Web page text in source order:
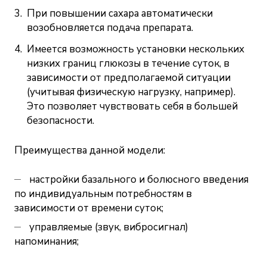
При повышении сахара автоматически
возобновляется подача препарата.
Имеется возможность установки нескольких
низких границ глюкозы в течение суток, в
зависимости от предполагаемой ситуации
(учитывая физическую нагрузку, например).
Это позволяет чувствовать себя в большей
безопасности.
Преимущества данной модели:
настройки базального и болюсного введения
по индивидуальным потребностям в
зависимости от времени суток;
управляемые (звук, вибросигнал)
напоминания;